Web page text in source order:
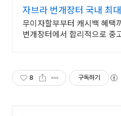
자브라 번개장터 국내 최
드 중고거래
무이자할부부터 캐시백 혜택
번개장터에서 합리적으로 중
8 구독하기